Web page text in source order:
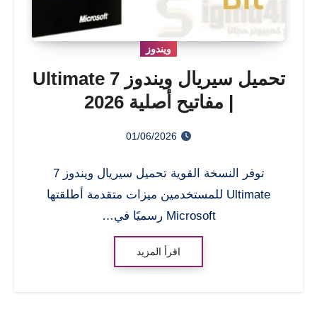
ويندوز
تحميل سيريال ويندوز 7 Ultimate
| مفاتيح أصلية 2026
01/06/2026
توفر النسخة القوية تحميل سيريال ويندوز 7
Ultimate للمستخدمين ميزات متقدمة أطلقتها
Microsoft رسميًا في…
اقرأ المزيد